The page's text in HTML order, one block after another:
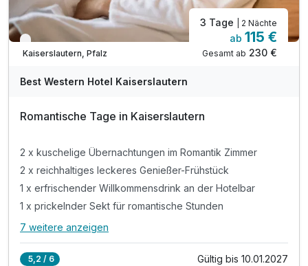
Verfügbar bis Januar
Kaiserslautern, Pfalz
3 Tage | 2 Nächte
ab 115 €
Gesamt ab 230 €
Best Western Hotel Kaiserslautern
Romantische Tage in Kaiserslautern
2 x kuschelige Übernachtungen im Romantik Zimmer
2 x reichhaltiges leckeres Genießer-Frühstück
1 x erfrischender Willkommensdrink an der Hotelbar
1 x prickelnder Sekt für romantische Stunden
Alle Inklusivleistungen
7 weitere anzeigen
5,2 / 6 Gültig bis 10.01.2027